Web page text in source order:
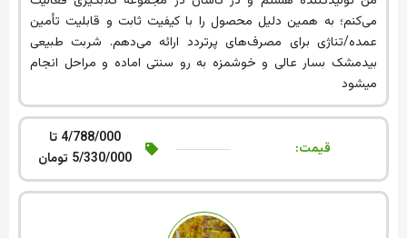
می‌کنم؛ به همین دلیل محصول را با کیفیت ثابت و قابلیت تأمین
عمده/تناژی برای مصرف‌های پرتردد ارائه می‌دهم. شربت طبیعی
بیدمشک بسار عالی و خوشمزه به رو سنتی اماده و مراحل انجام
میشود
قیمت:
4/788/000 تا
5/330/000 تومان